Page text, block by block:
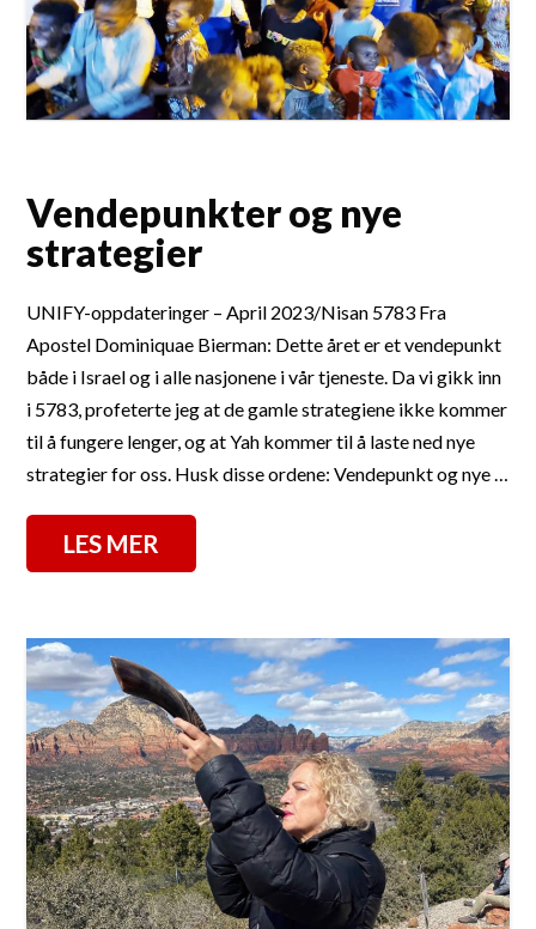
Vendepunkter og nye
strategier
UNIFY-oppdateringer – April 2023/Nisan 5783 Fra
Apostel Dominiquae Bierman: Dette året er et vendepunkt
både i Israel og i alle nasjonene i vår tjeneste. Da vi gikk inn
i 5783, profeterte jeg at de gamle strategiene ikke kommer
til å fungere lenger, og at Yah kommer til å laste ned nye
strategier for oss. Husk disse ordene: Vendepunkt og nye …
LES MER